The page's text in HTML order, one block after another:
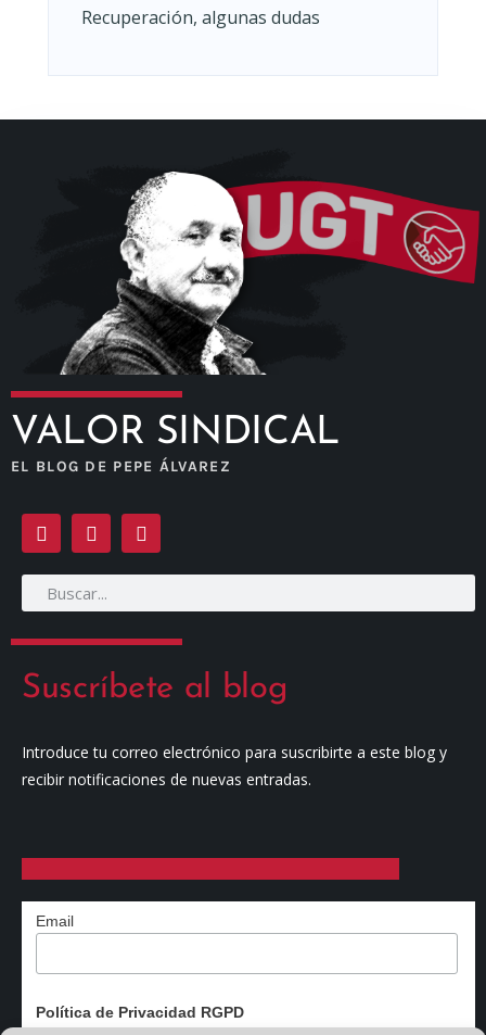
Recuperación, algunas dudas
VALOR SINDICAL
EL BLOG DE PEPE ÁLVAREZ
Suscríbete al blog
Introduce tu correo electrónico para suscribirte a este blog y
recibir notificaciones de nuevas entradas.
Email
Política de Privacidad RGPD